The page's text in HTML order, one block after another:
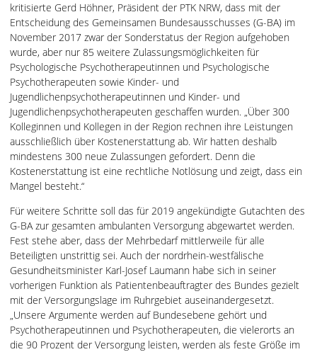
kritisierte Gerd Höhner, Präsident der PTK NRW, dass mit der
Entscheidung des Gemeinsamen Bundesausschusses (G-BA) im
November 2017 zwar der Sonderstatus der Region aufgehoben
wurde, aber nur 85 weitere Zulassungsmöglichkeiten für
Psychologische Psychotherapeutinnen und Psychologische
Psychotherapeuten sowie Kinder- und
Jugendlichenpsychotherapeutinnen und Kinder- und
Jugendlichenpsychotherapeuten geschaffen wurden. „Über 300
Kolleginnen und Kollegen in der Region rechnen ihre Leistungen
ausschließlich über Kostenerstattung ab. Wir hatten deshalb
mindestens 300 neue Zulassungen gefordert. Denn die
Kostenerstattung ist eine rechtliche Notlösung und zeigt, dass ein
Mangel besteht.“
Für weitere Schritte soll das für 2019 angekündigte Gutachten des
G-BA zur gesamten ambulanten Versorgung abgewartet werden.
Fest stehe aber, dass der Mehrbedarf mittlerweile für alle
Beteiligten unstrittig sei. Auch der nordrhein-westfälische
Gesundheitsminister Karl-Josef Laumann habe sich in seiner
vorherigen Funktion als Patientenbeauftragter des Bundes gezielt
mit der Versorgungslage im Ruhrgebiet auseinandergesetzt.
„Unsere Argumente werden auf Bundesebene gehört und
Psychotherapeutinnen und Psychotherapeuten, die vielerorts an
die 90 Prozent der Versorgung leisten, werden als feste Größe im